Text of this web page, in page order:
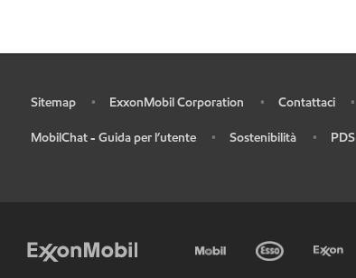
Sitemap • ExxonMobil Corporation • Contattaci •
MobilChat - Guida per l’utente • Sostenibilità • PDS